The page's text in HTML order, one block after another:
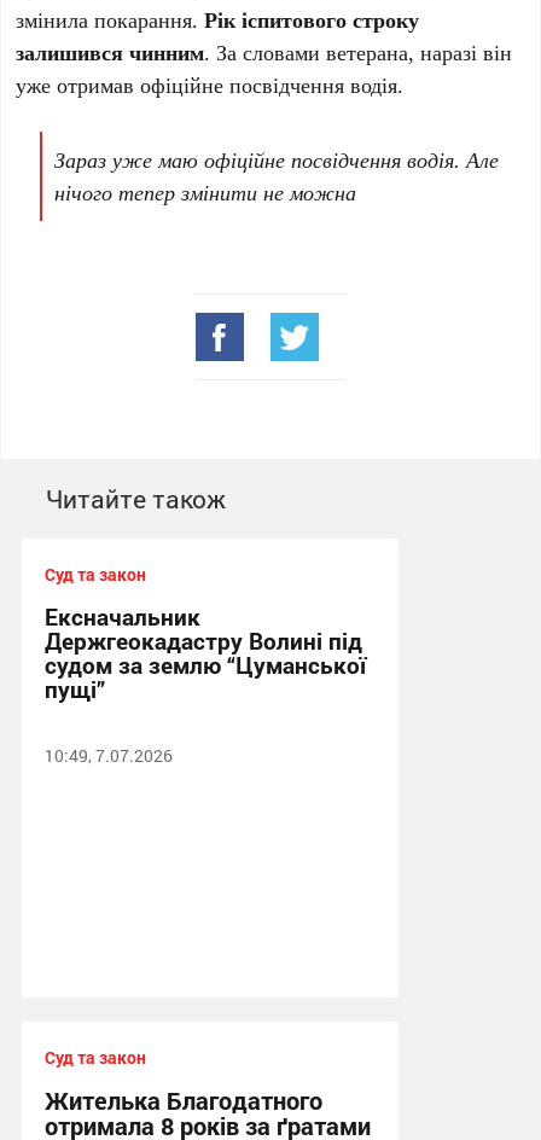
змінила покарання.Рік іспитового строку
залишився чинним. За словами ветерана, наразі він
уже отримав офіційне посвідчення водія.
Зараз уже маю офіційне посвідчення водія. Але
нічого тепер змінити не можна
Читайте також
Суд та закон
Ексначальник
Держгеокадастру Волині під
судом за землю “Цуманської
пущі”
10:49, 7.07.2026
Суд та закон
Жителька Благодатного
отримала 8 років за ґратами